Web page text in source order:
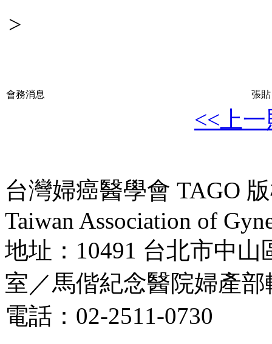
>
會務消息 張貼
<<上
台灣婦癌醫學會 TAGO
Taiwan Association of
地址：10491 台北市中山
室／馬偕紀念醫院婦產
電話：02-2511-0730